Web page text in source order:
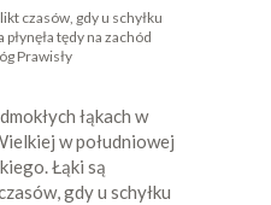
czasów, gdy u schyłku
tędy na zachód
Prawisły
łąkach w
w południowej
Łąki są
gdy u schyłku